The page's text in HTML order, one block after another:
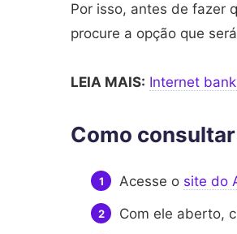
Por isso, antes de fazer
procure a opção que
LEIA MAIS: Internet
Como
Acesse o site do
Com ele aberto,